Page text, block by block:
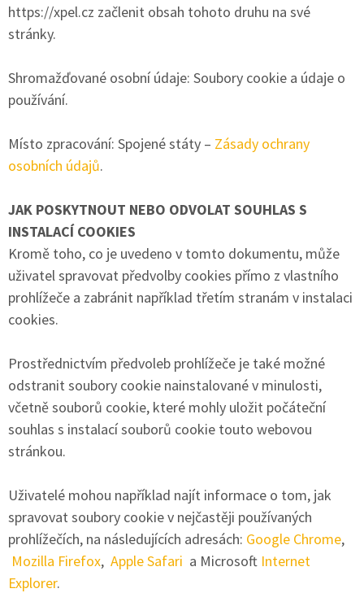
https://xpel.cz začlenit obsah tohoto druhu na své
stránky.
Shromažďované osobní údaje: Soubory cookie a údaje o
používání.
Místo zpracování: Spojené státy – Zásady ochrany
osobních údajů.
JAK POSKYTNOUT NEBO ODVOLAT SOUHLAS S
INSTALACÍ COOKIES
Kromě toho, co je uvedeno v tomto dokumentu, může
uživatel spravovat předvolby cookies přímo z vlastního
prohlížeče a zabránit například třetím stranám v instalaci
cookies.
Prostřednictvím předvoleb prohlížeče je také možné
odstranit soubory cookie nainstalované v minulosti,
včetně souborů cookie, které mohly uložit počáteční
souhlas s instalací souborů cookie touto webovou
stránkou.
Uživatelé mohou například najít informace o tom, jak
spravovat soubory cookie v nejčastěji používaných
prohlížečích, na následujících adresách: Google Chrome,
Mozilla Firefox, Apple Safari a Microsoft Internet
Explorer.